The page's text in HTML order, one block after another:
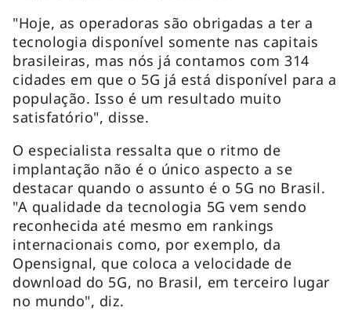
"Hoje, as operadoras são obrigadas a ter a
tecnologia disponível somente nas capitais
brasileiras, mas nós já contamos com 314
cidades em que o 5G já está disponível para a
população. Isso é um resultado muito
satisfatório", disse.
O especialista ressalta que o ritmo de
implantação não é o único aspecto a se
destacar quando o assunto é o 5G no Brasil.
"A qualidade da tecnologia 5G vem sendo
reconhecida até mesmo em rankings
internacionais como, por exemplo, da
Opensignal, que coloca a velocidade de
download do 5G, no Brasil, em terceiro lugar
no mundo", diz.